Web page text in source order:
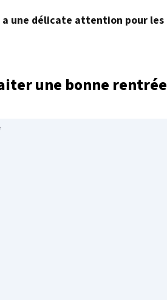
a une délicate attention pour les
une bonne rentrée